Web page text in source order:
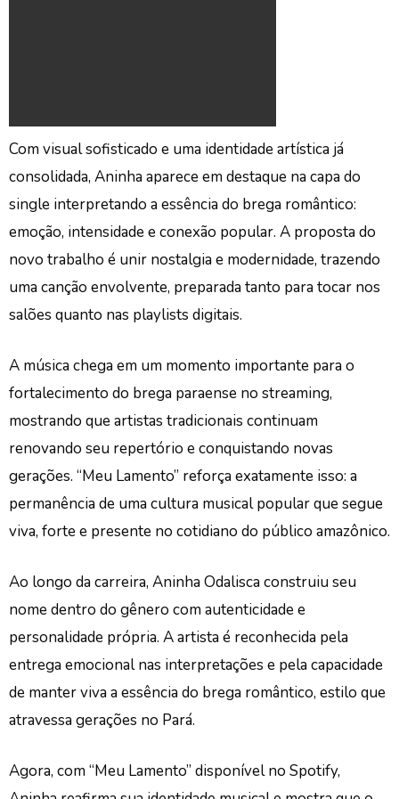
Com visual sofisticado e uma identidade artística já
consolidada, Aninha aparece em destaque na capa do
single interpretando a essência do brega romântico:
emoção, intensidade e conexão popular. A proposta do
novo trabalho é unir nostalgia e modernidade, trazendo
uma canção envolvente, preparada tanto para tocar nos
salões quanto nas playlists digitais.
A música chega em um momento importante para o
fortalecimento do brega paraense no streaming,
mostrando que artistas tradicionais continuam
renovando seu repertório e conquistando novas
gerações. “Meu Lamento” reforça exatamente isso: a
permanência de uma cultura musical popular que segue
viva, forte e presente no cotidiano do público amazônico.
Ao longo da carreira, Aninha Odalisca construiu seu
nome dentro do gênero com autenticidade e
personalidade própria. A artista é reconhecida pela
entrega emocional nas interpretações e pela capacidade
de manter viva a essência do brega romântico, estilo que
atravessa gerações no Pará.
Agora, com “Meu Lamento” disponível no Spotify,